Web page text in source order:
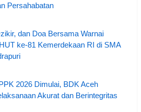
Persahabatan
dan Doa Bersama Warnai
ke-81 Kemerdekaan RI di SMA
2026 Dimulai, BDK Aceh
Akurat dan Berintegritas